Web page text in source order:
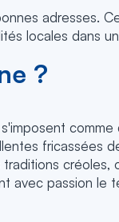
adresses.
locales dans
?
fricassées
avec passion le